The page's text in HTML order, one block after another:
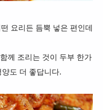
요리든 듬뿍 넣은 편인데
께 조리는 것이 두부 한가
도 더 좋답니다.